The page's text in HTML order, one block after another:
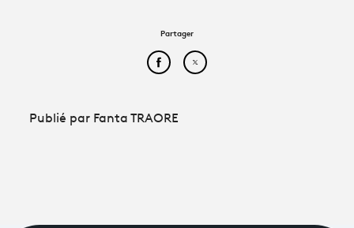
Partager
Partager cet article sur
Partager cet article sur
Publié par Fanta TRAORE